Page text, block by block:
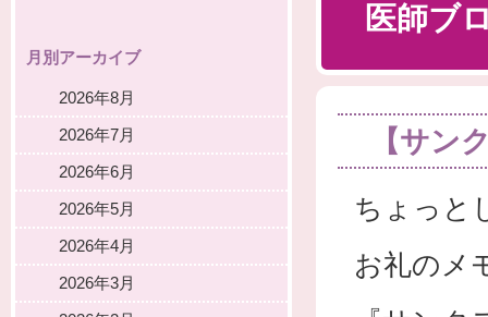
医師ブ
【サン
ちょっと
お礼のメ
月別アーカイブ
2026年8月
2026年7月
2026年6月
2026年5月
2026年4月
2026年3月